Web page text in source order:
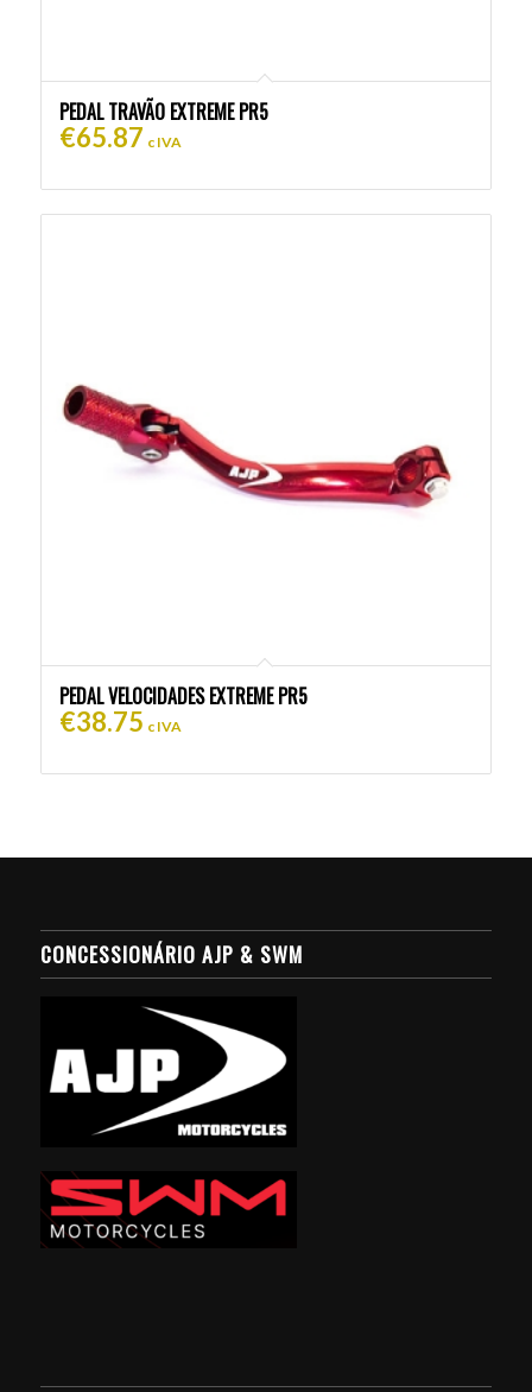
PEDAL TRAVÃO EXTREME PR5
€65.87 c IVA
PEDAL VELOCIDADES EXTREME PR5
€38.75 c IVA
CONCESSIONÁRIO AJP & SWM